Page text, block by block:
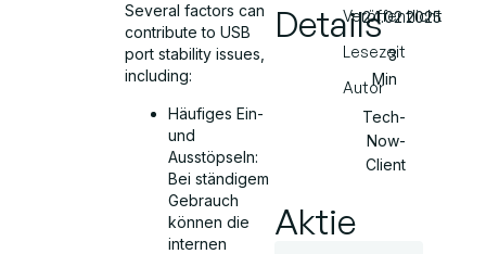
Several factors can
contribute to USB
port stability issues,
including:
Häufiges Ein-
und
Ausstöpseln:
Bei ständigem
Gebrauch
können die
internen
DetailsVeröffentlicht
Lesezeit
Autor
24.02.2025
3
Min
Tech-
Now-
Client
Aktie